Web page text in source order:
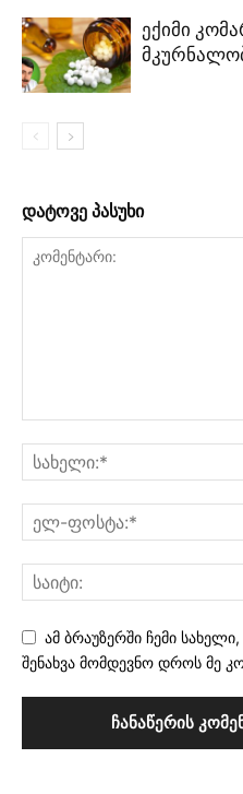
ექიმი
დატოვე პასუხი
ამ ბრაუზერში ჩემი
შენახვა მომდევნო დროს მე